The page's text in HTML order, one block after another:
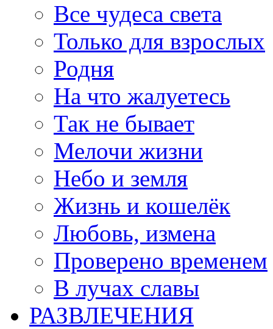
Все чудеса света
Только для взрослых
Родня
На что жалуетесь
Так не бывает
Мелочи жизни
Небо и земля
Жизнь и кошелёк
Любовь, измена
Проверено временем
В лучах славы
РАЗВЛЕЧЕНИЯ